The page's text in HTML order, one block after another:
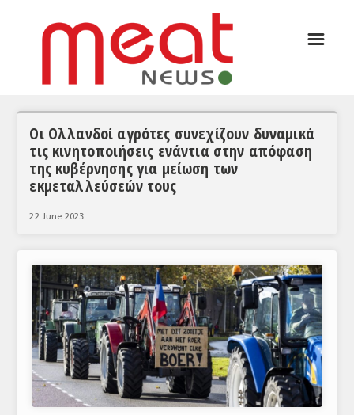
ΣΥΝΕΝΤΕΥΞΕΙΣ
ΘΕΜΑΤΑ
ΑΝΑΛΥΣΕΙΣ
ΕΙΔΗΣΕΙΣ
ΕΥΡΩΠΑΪΚΕΣ ΑΠΟΦΑΣΕΙΣ
ΘΕΜΑΤΑ
ΑΝΑΛΥΣΕΙΣ
ΕΜΠΟΡΙΚΟΣ ΚΑΤΑΛΟΓΟΣ
☰
Οι Ολλανδοί αγρότες συνεχίζουν δυναμικά
τις κινητοποιήσεις ενάντια στην απόφαση
της κυβέρνησης για μείωση των
εκμεταλλεύσεών τους
22 June 2023